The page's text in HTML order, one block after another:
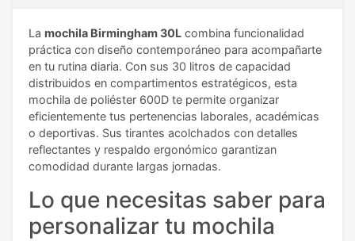
La mochila Birmingham 30L combina funcionalidad
práctica con diseño contemporáneo para acompañarte
en tu rutina diaria. Con sus 30 litros de capacidad
distribuidos en compartimentos estratégicos, esta
mochila de poliéster 600D te permite organizar
eficientemente tus pertenencias laborales, académicas
o deportivas. Sus tirantes acolchados con detalles
reflectantes y respaldo ergonómico garantizan
comodidad durante largas jornadas.
Lo que necesitas saber para
personalizar tu mochila